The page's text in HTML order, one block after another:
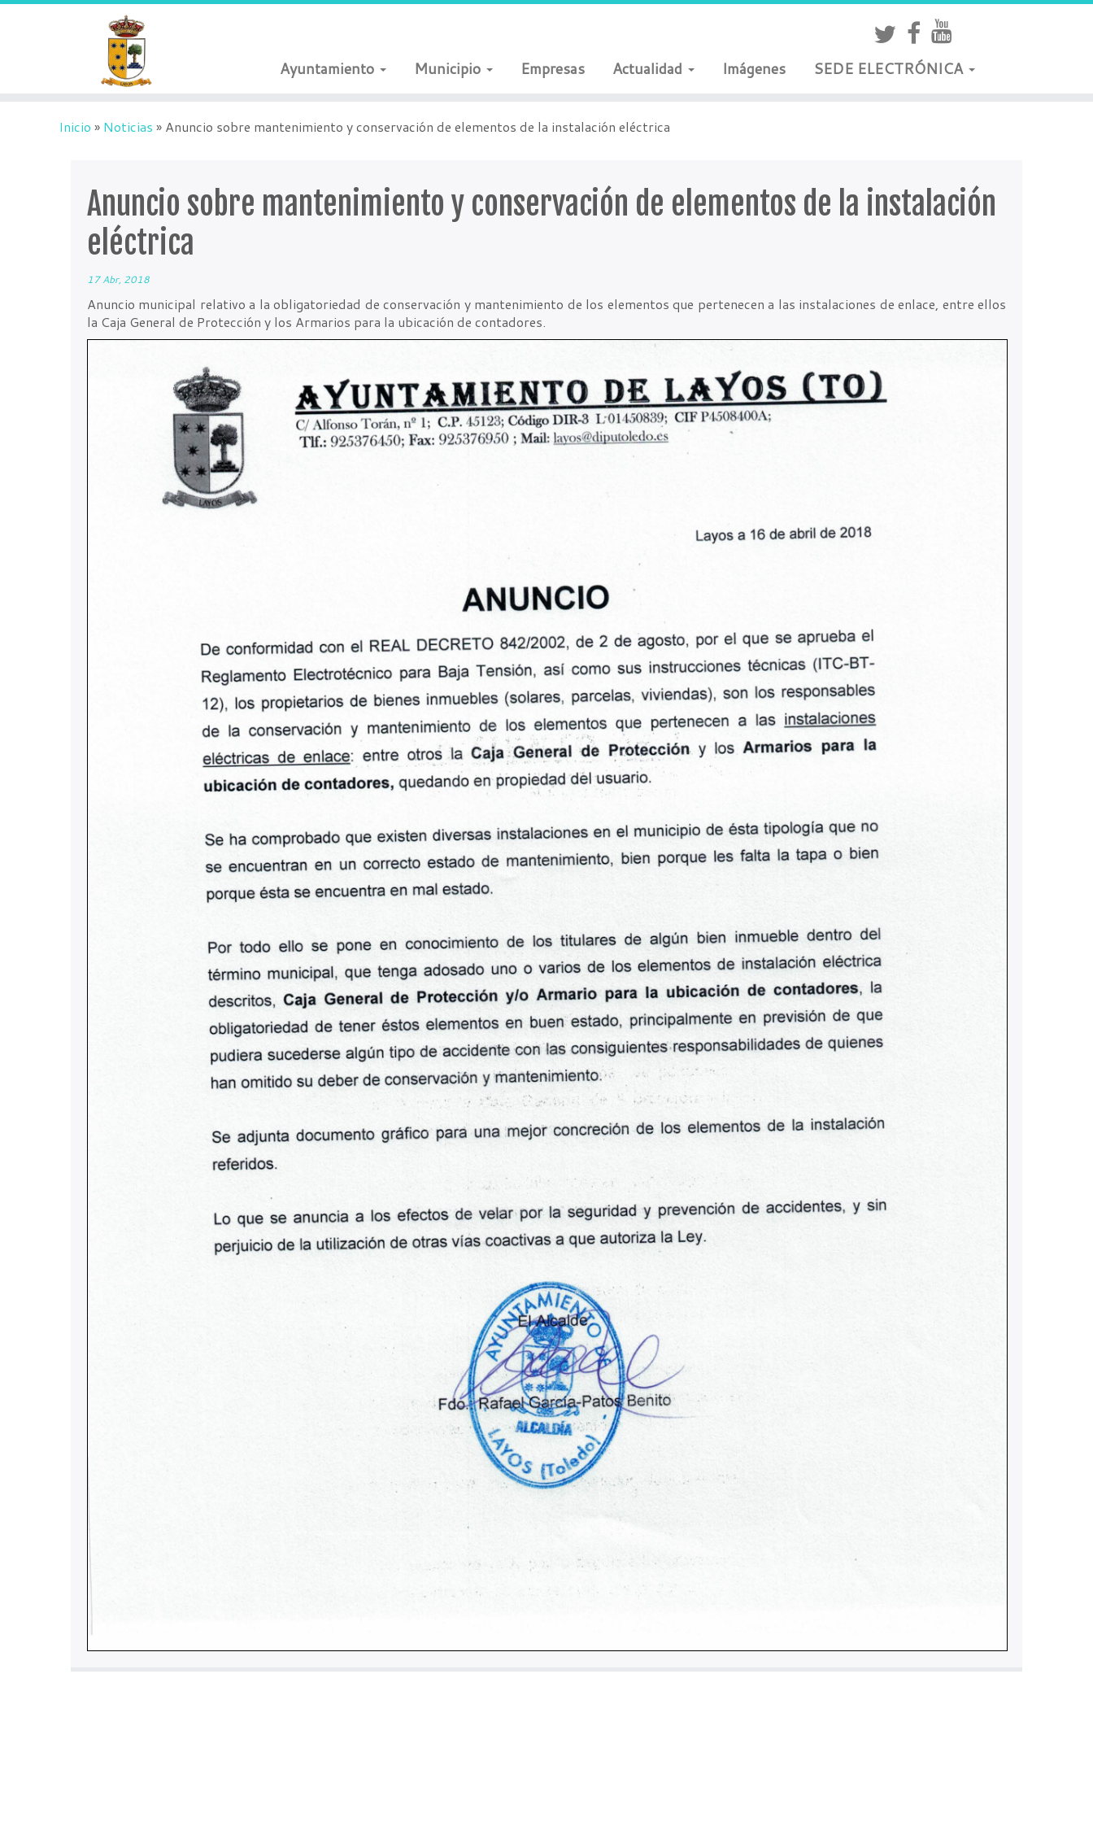
Ayuntamiento Municipio Empresas Actualidad Imágenes SEDE ELECTRÓNICA
Inicio » Noticias » Anuncio sobre mantenimiento y conservación de elementos de la instalación eléctrica
Anuncio sobre mantenimiento y conservación de elementos de la instalación
eléctrica
17 Abr, 2018
Anuncio municipal relativo a la obligatoriedad de conservación y mantenimiento de los elementos que pertenecen a las instalaciones de enlace, entre ellos
la Caja General de Protección y los Armarios para la ubicación de contadores.